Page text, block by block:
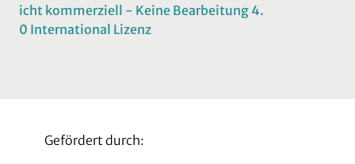
icht kommerziell - Keine Bearbeitung 4.
0 International Lizenz
Gefördert durch: